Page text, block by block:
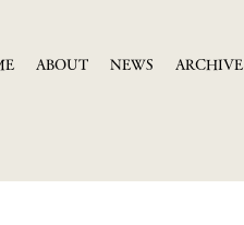
ABOUT NEWS ARCHIVE